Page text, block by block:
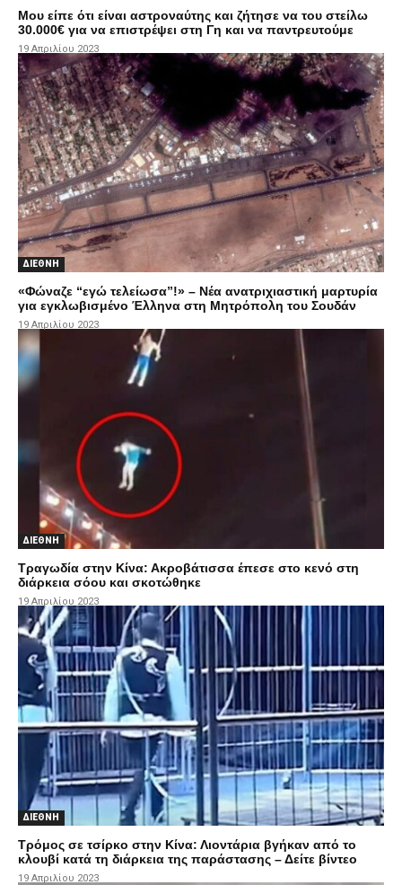
Mου είπε ότι είναι αστροναύτης και ζήτησε να του στείλω
30.000€ για να επιστρέψει στη Γη και να παντρευτούμε
19 Απριλίου 2023
ΔΙΕΘΝΗ
«Φώναζε “εγώ τελείωσα”!» – Νέα ανατριχιαστική μαρτυρία
για εγκλωβισμένο Έλληνα στη Μητρόπολη του Σουδάν
19 Απριλίου 2023
ΔΙΕΘΝΗ
Τραγωδία στην Κίνα: Ακροβάτισσα έπεσε στο κενό στη
διάρκεια σόου και σκοτώθηκε
19 Απριλίου 2023
ΔΙΕΘΝΗ
Τρόμος σε τσίρκο στην Κίνα: Λιοντάρια βγήκαν από το
κλουβί κατά τη διάρκεια της παράστασης – Δείτε βίντεο
19 Απριλίου 2023